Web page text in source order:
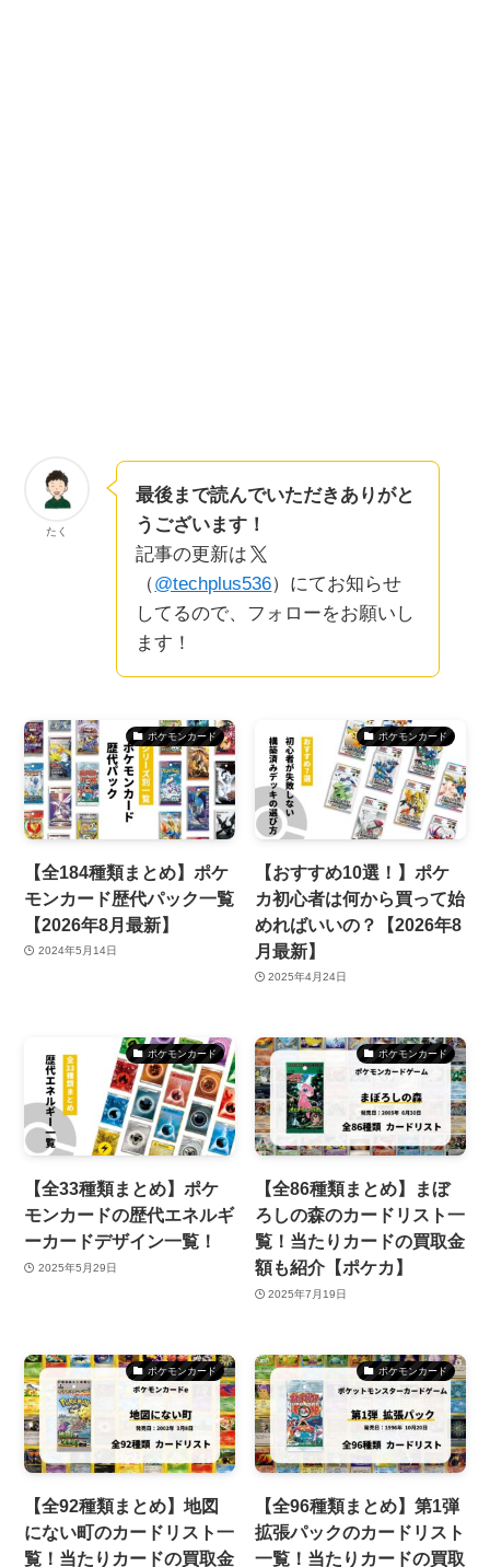
たく
最後まで読んでいただきありがと
うございます！
記事の更新は
（@techplus536）にてお知らせ
してるので、フォローをお願いし
ます！
ポケモンカード
【全184種類まとめ】ポケ
モンカード歴代パック一覧
【2026年8月最新】
2024年5月14日
ポケモンカード
【おすすめ10選！】ポケ
カ初心者は何から買って始
めればいいの？【2026年8
月最新】
2025年4月24日
ポケモンカード
【全33種類まとめ】ポケ
モンカードの歴代エネルギ
ーカードデザイン一覧！
2025年5月29日
ポケモンカード
【全86種類まとめ】まぼ
ろしの森のカードリスト一
覧！当たりカードの買取金
額も紹介【ポケカ】
2025年7月19日
ポケモンカード
【全92種類まとめ】地図
にない町のカードリスト一
覧！当たりカードの買取金
ポケモンカード
【全96種類まとめ】第1弾
拡張パックのカードリスト
一覧！当たりカードの買取